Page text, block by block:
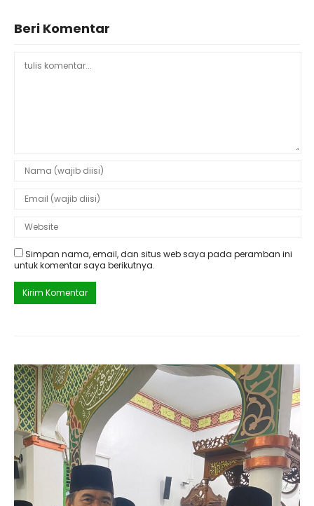
Beri Komentar
Simpan nama, email, dan situs web saya pada peramban ini
untuk komentar saya berikutnya.